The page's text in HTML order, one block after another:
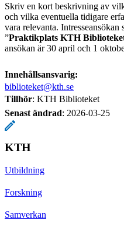
Skriv en kort beskrivning av
och vilka eventuella tidigare
vara relevanta. Intresseansökan
”Praktikplats KTH
ansökan är 30 april och 1
Innehållsansvarig:
biblioteket@kth.se
Tillhör: KTH Biblioteket
Senast ändrad: 2026-03-25
KTH
Utbildning
Forskning
Samverkan